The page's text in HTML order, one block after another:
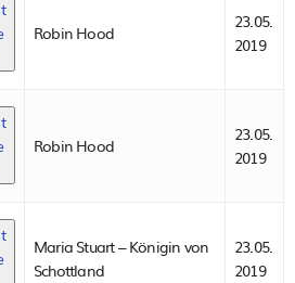
Robin Hood
23.05.
2019
Robin Hood
23.05.
2019
Maria Stuart – Königin von
Schottland
23.05.
2019